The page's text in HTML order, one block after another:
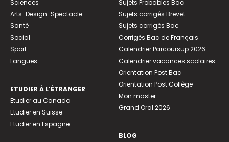
Sciences
Arts-Design-Spectacle
Santé
Social
Sport
Langues
ETUDIER À L’ÉTRANGER
Etudier au Canada
Etudier en Suisse
Etudier en Espagne
Sujets Probables Bac
Sujets corrigés Brevet
Sujets corrigés Bac
Corrigés Bac de Français
Calendrier Parcoursup 2026
Calendrier vacances scolaires
Orientation Post Bac
Orientation Post Collège
Mon master
Grand Oral 2026
BLOG